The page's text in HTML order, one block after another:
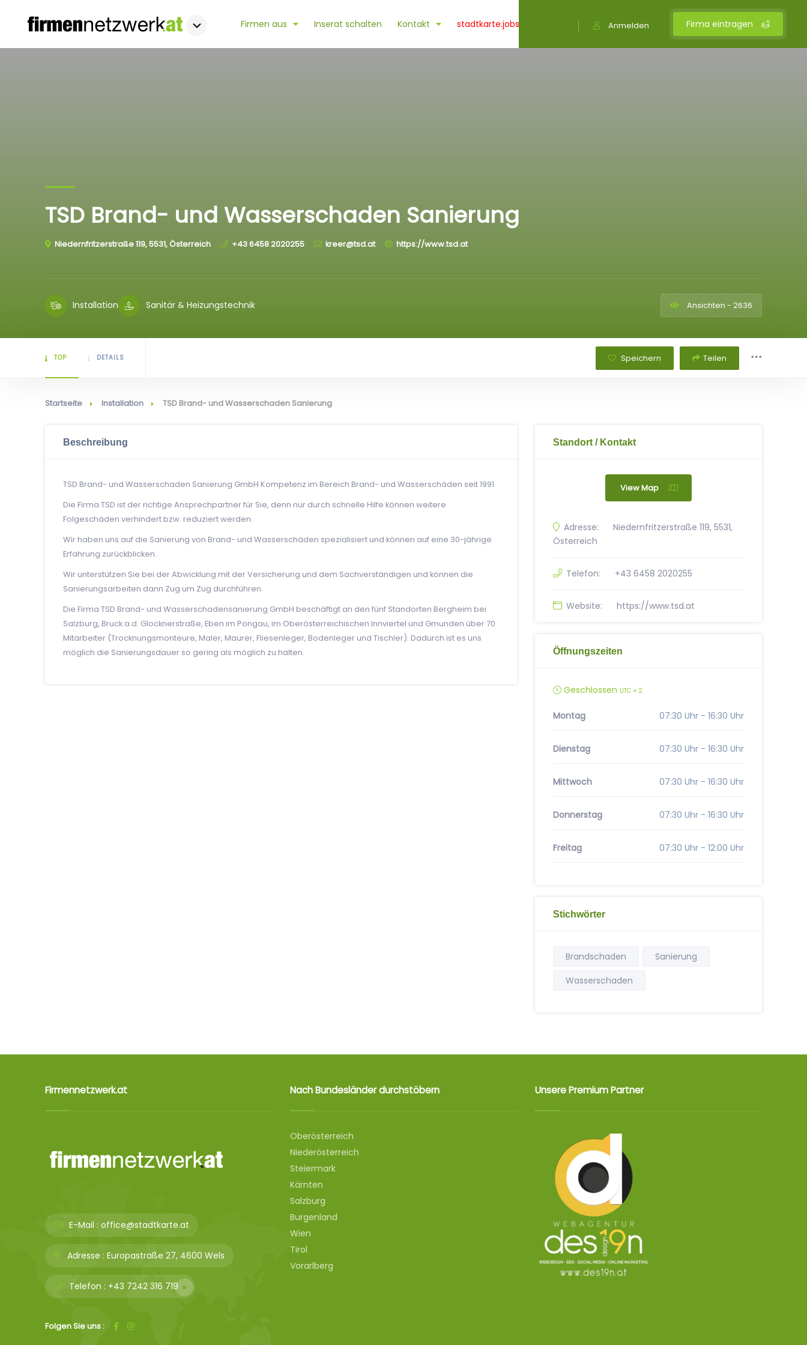
Firma eintragen
Anmelden
Firmen aus Inserat schalten Kontakt stadtkarte.jobs
TSD Brand- und Wasserschaden Sanierung
Niedernfritzerstraße 119, 5531, Österreich +43 6458 2020255 kreer@tsd.at https://www.tsd.at
Installation Sanitär & Heizungstechnik Ansichten - 2636
TOP DETAILS Speichern Teilen
Startseite Installation TSD Brand- und Wasserschaden Sanierung
Beschreibung
TSD Brand- und Wasserschaden Sanierung GmbH Kompetenz im Bereich Brand- und Wasserschäden seit 1991
Die Firma TSD ist der richtige Ansprechpartner für Sie, denn nur durch schnelle Hilfe können weitere
Folgeschäden verhindert bzw. reduziert werden.
Wir haben uns auf die Sanierung von Brand- und Wasserschäden spezialisiert und können auf eine 30-jährige
Erfahrung zurückblicken.
Wir unterstützen Sie bei der Abwicklung mit der Versicherung und dem Sachverständigen und können die
Sanierungsarbeiten dann Zug um Zug durchführen.
Die Firma TSD Brand- und Wasserschadensanierung GmbH beschäftigt an den fünf Standorten Bergheim bei
Salzburg, Bruck a.d. Glocknerstraße, Eben im Pongau, im Oberösterreichischen Innviertel und Gmunden über 70
Mitarbeiter (Trocknungsmonteure, Maler, Maurer, Fliesenleger, Bodenleger und Tischler). Dadurch ist es uns
möglich die Sanierungsdauer so gering als möglich zu halten.
Standort / Kontakt
View Map
Adresse:
Niedernfritzerstraße 119, 5531,
Österreich
Telefon: +43 6458 2020255
Website: https://www.tsd.at
Öffnungszeiten
Geschlossen UTC + 2
Montag 07:30 Uhr - 16:30 Uhr
Dienstag 07:30 Uhr - 16:30 Uhr
Mittwoch 07:30 Uhr - 16:30 Uhr
Donnerstag 07:30 Uhr - 16:30 Uhr
Freitag 07:30 Uhr - 12:00 Uhr
Stichwörter
Brandschaden
Sanierung
Wasserschaden
Firmennetzwerk.at
E-Mail : office@stadtkarte.at
Adresse : Europastraße 27, 4600 Wels
Telefon : +43 7242 316 719
Folgen Sie uns :
Nach Bundesländer durchstöbern
Oberösterreich
Niederösterreich
Steiermark
Kärnten
Salzburg
Burgenland
Wien
Tirol
Vorarlberg
Unsere Premium Partner